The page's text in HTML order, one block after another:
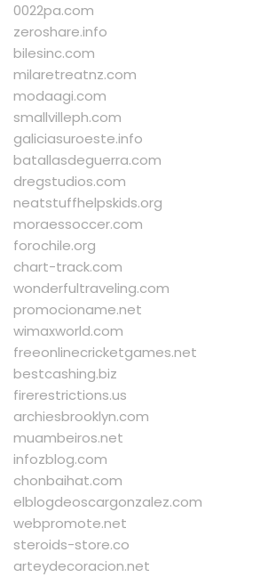
0022pa.com
zeroshare.info
bilesinc.com
milaretreatnz.com
modaagi.com
smallvilleph.com
galiciasuroeste.info
batallasdeguerra.com
dregstudios.com
neatstuffhelpskids.org
moraessoccer.com
forochile.org
chart-track.com
wonderfultraveling.com
promocioname.net
wimaxworld.com
freeonlinecricketgames.net
bestcashing.biz
firerestrictions.us
archiesbrooklyn.com
muambeiros.net
infozblog.com
chonbaihat.com
elblogdeoscargonzalez.com
webpromote.net
steroids-store.co
arteydecoracion.net